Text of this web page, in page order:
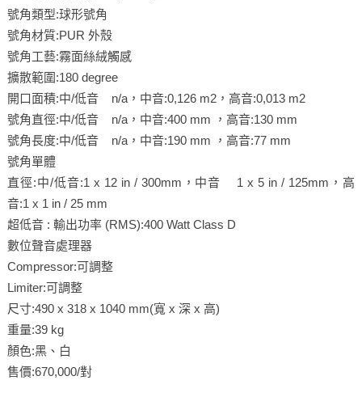
號角類型:球形號角
號角材質:PUR 外殼
號角工藝:霧面絲絨觸感
擴散範圍:180 degree
開口面積:中/低音 n/a，中音:0,126 m2，高音:0,013 m2
號角直徑:中/低音 n/a，中音:400 mm ，高音:130 mm
號角長度:中/低音 n/a，中音:190 mm ，高音:77 mm
號角單體
直徑:中/低音:1 x 12 in / 300mm，中音 1 x 5 in / 125mm，高
音:1 x 1 in / 25 mm
超低音 : 輸出功率 (RMS):400 Watt Class D
數位聲音處理器
Compressor:可調整
Limiter:可調整
尺寸:490 x 318 x 1040 mm(寬 x 深 x 高)
重量:39 kg
顏色:黑、白
售價:670,000/對